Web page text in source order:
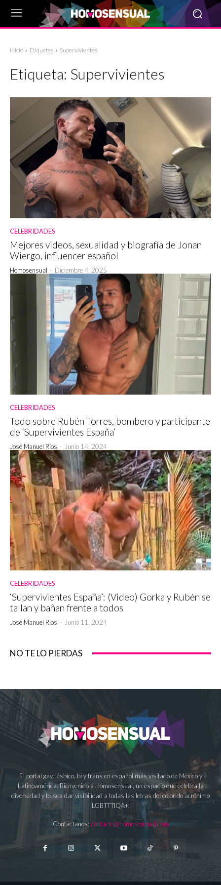
Inicio Etiquetas Supervivientes
Etiqueta: Supervivientes
CELEBRIDADES
Mejores videos, sexualidad y biografía de Jonan
Wiergo, influencer español
Homosensual - Diciembre 4, 2025
CELEBRIDADES
Todo sobre Rubén Torres, bombero y participante
de ‘Supervivientes España’
José Manuel Ríos - Junio 14, 2024
CELEBRIDADES
‘Supervivientes España’: (Video) Gorka y Rubén se
tallan y bañan frente a todos
José Manuel Ríos - Junio 11, 2024
NO TE LO PIERDAS
El portal gay, lésbico, bi y trans en español más visitado de México y
Latinoamérica. Bienvenido a Homosensual, un espacio que celebra la
diversidad y busca dar visibilidad a todas las letras del colorido acrónimo
LGBTTTIQA+.
Contáctanos: contacto@homosensual.com